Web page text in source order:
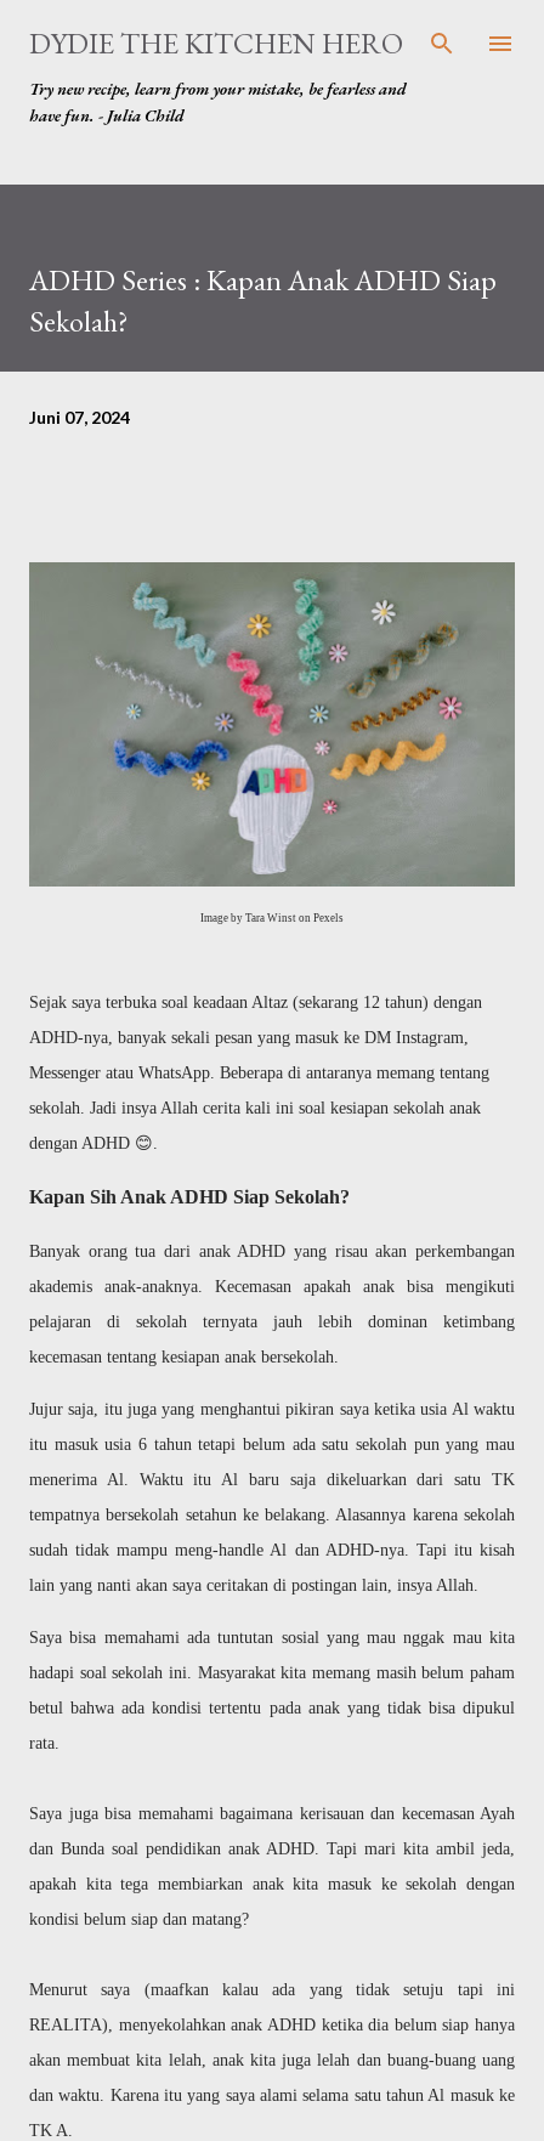
Langsung ke konten utama
DYDIE THE KITCHEN HERO
Try new recipe, learn from your mistake, be fearless and
have fun. - Julia Child
ADHD Series : Kapan Anak ADHD Siap
Sekolah?
Juni 07, 2024
Image by Tara Winst on Pexels
Sejak saya terbuka soal keadaan Altaz (sekarang 12 tahun) dengan
ADHD-nya, banyak sekali pesan yang masuk ke DM Instagram,
Messenger atau WhatsApp. Beberapa di antaranya memang tentang
sekolah. Jadi insya Allah cerita kali ini soal kesiapan sekolah anak
dengan ADHD 😊.
Kapan Sih Anak ADHD Siap Sekolah?
Banyak orang tua dari anak ADHD yang risau akan perkembangan
akademis anak-anaknya. Kecemasan apakah anak bisa mengikuti
pelajaran di sekolah ternyata jauh lebih dominan ketimbang
kecemasan tentang kesiapan anak bersekolah.
Jujur saja, itu juga yang menghantui pikiran saya ketika usia Al waktu
itu masuk usia 6 tahun tetapi belum ada satu sekolah pun yang mau
menerima Al. Waktu itu Al baru saja dikeluarkan dari satu TK
tempatnya bersekolah setahun ke belakang. Alasannya karena sekolah
sudah tidak mampu meng-handle Al dan ADHD-nya. Tapi itu kisah
lain yang nanti akan saya ceritakan di postingan lain, insya Allah.
Saya bisa memahami ada tuntutan sosial yang mau nggak mau kita
hadapi soal sekolah ini. Masyarakat kita memang masih belum paham
betul bahwa ada kondisi tertentu pada anak yang tidak bisa dipukul
rata.
Saya juga bisa memahami bagaimana kerisauan dan kecemasan Ayah
dan Bunda soal pendidikan anak ADHD. Tapi mari kita ambil jeda,
apakah kita tega membiarkan anak kita masuk ke sekolah dengan
kondisi belum siap dan matang?
Menurut saya (maafkan kalau ada yang tidak setuju tapi ini
REALITA), menyekolahkan anak ADHD ketika dia belum siap hanya
akan membuat kita lelah, anak kita juga lelah dan buang-buang uang
dan waktu. Karena itu yang saya alami selama satu tahun Al masuk ke
TK A.